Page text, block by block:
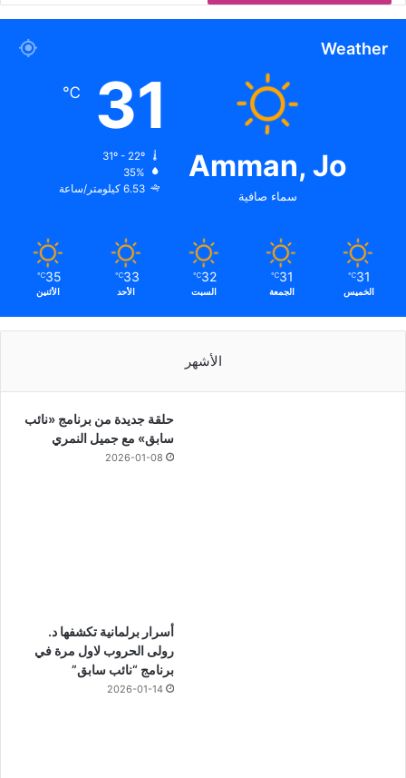
Weather
Amman, Jo
سماء صافية
31
℃
35%
6.53 كيلومتر/ساعة
31
℃
الخميس
31
℃
الجمعة
32
℃
السبت
33
℃
الأحد
35
℃
الأثنين
الأشهر
حلقة جديدة من برنامج «نائب
سابق» مع جميل النمري
2026-01-08
أسرار برلمانية تكشفها د.
رولى الحروب لاول مرة في
برنامج “نائب سابق”
2026-01-14